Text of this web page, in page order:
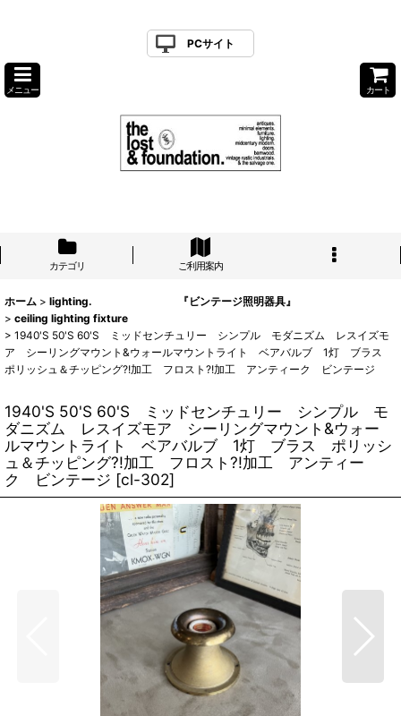
PCサイト
メニュー カート
カテゴリ ご利用案内
ホーム > lighting. 『ビンテージ照明器具』
> ceiling lighting fixture
> 1940'S 50'S 60'S ミッドセンチュリー シンプル モダニズム レスイズモ
ア シーリングマウント&ウォールマウントライト ベアバルブ 1灯 ブラス
ポリッシュ＆チッピング?!加工 フロスト?!加工 アンティーク ビンテージ
1940'S 50'S 60'S ミッドセンチュリー シンプル モ
ダニズム レスイズモア シーリングマウント&ウォー
ルマウントライト ベアバルブ 1灯 ブラス ポリッシ
ュ＆チッピング?!加工 フロスト?!加工 アンティー
ク ビンテージ [cl-302]